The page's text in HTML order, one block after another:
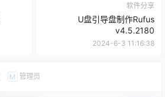
软件分享
U盘引导盘制作Rufus
v4.5.2180
2024-6-3 11:16:38
M 管理员